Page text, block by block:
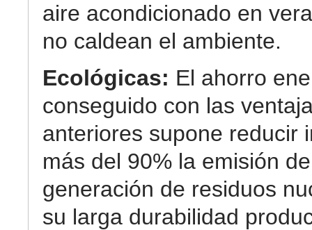
aire acondicionado en
no caldean el ambiente.
Ecológicas: El ahorro
conseguido con las
anteriores supone reducir
más del 90% la emisión
generación de residuos
su larga durabilidad